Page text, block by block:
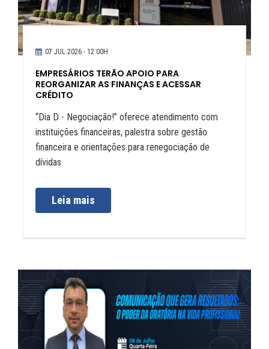
07 JUL 2026 - 12:00H
EMPRESÁRIOS TERÃO APOIO PARA
REORGANIZAR AS FINANÇAS E ACESSAR
CRÉDITO
“Dia D - Negociação!” oferece atendimento com
instituições financeiras, palestra sobre gestão
financeira e orientações para renegociação de
dívidas
Leia mais